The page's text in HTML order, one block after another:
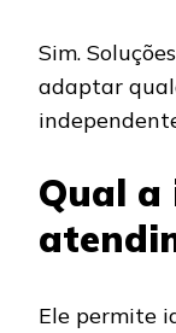
Sim.
adaptar
Qual
Ele permite